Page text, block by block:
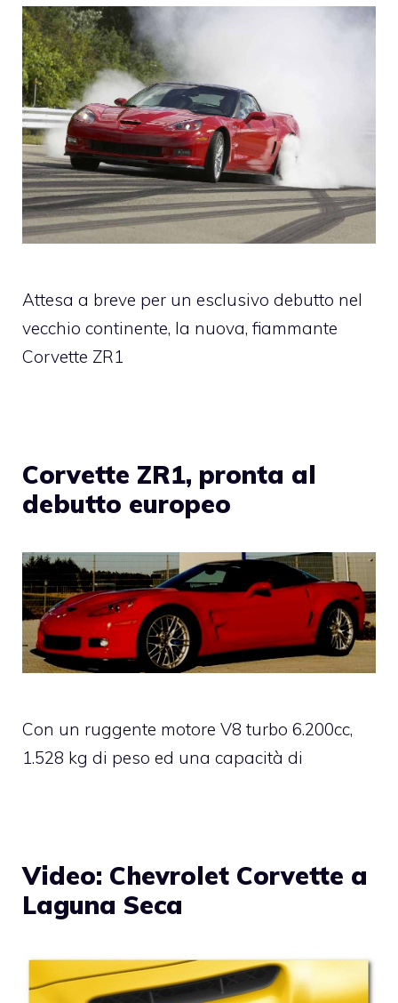
Attesa a breve per un esclusivo debutto nel
vecchio continente, la nuova, fiammante
Corvette ZR1
Corvette ZR1, pronta al
debutto europeo
Con un ruggente motore V8 turbo 6.200cc,
1.528 kg di peso ed una capacità di
Video: Chevrolet Corvette a
Laguna Seca